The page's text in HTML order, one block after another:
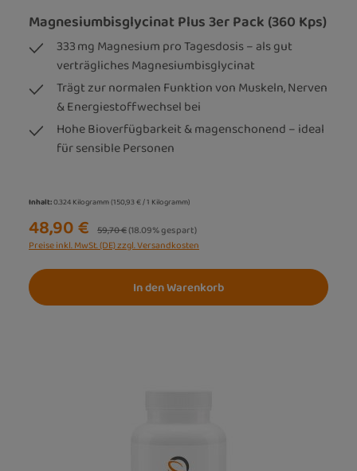
Magnesiumbisglycinat Plus 3er Pack (360 Kps)
333 mg Magnesium pro Tagesdosis – als gut
verträgliches Magnesiumbisglycinat
Trägt zur normalen Funktion von Muskeln, Nerven
& Energiestoffwechsel bei
Hohe Bioverfügbarkeit & magenschonend – ideal
für sensible Personen
Inhalt:0.324 Kilogramm(150,93 € / 1 Kilogramm)
48,90 € Regulärer Preis:
59,70 €(18.09% gespart)
Preise inkl. MwSt. (DE) zzgl. Versandkosten
In den Warenkorb